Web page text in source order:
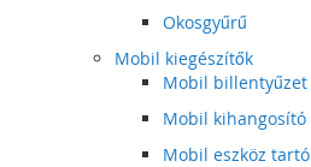
Okosgyűrű
Mobil kiegészítők
Mobil billentyűzet
Mobil kihangosító
Mobil eszköz tartó